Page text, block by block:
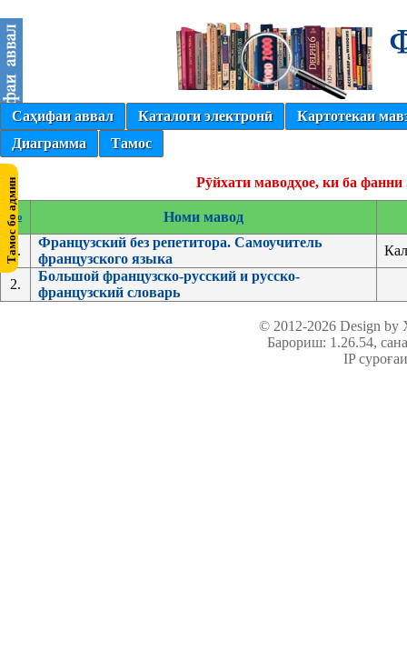
Саҳифаи аввал Каталоги электронӣ
Картотекаи
Диаграмма
Тамос
Рӯйхати маводҳое, ки ба фанни
№ Номи мавод
1.
Французский без репетитора. Самоучитель
французского языка
2.
Большой французско-русский и русско-
французский словарь
© 2012-2026 Design
Барориш: 1.26.54,
IP